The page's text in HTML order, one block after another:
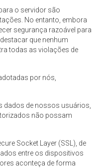
o servidor são
No entanto, embora
segurança razoável para
que nenhum
todas as violações de
por nós,
dados de nossos usuários,
não possam
Socket Layer (SSL), de
entre os dispositivos
aconteça de forma